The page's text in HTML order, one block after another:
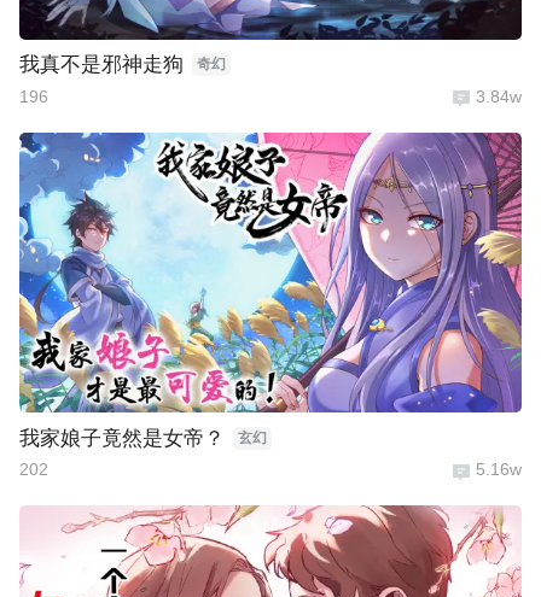
我真不是邪神走狗 奇幻
196 3.84w
我家娘子竟然是女帝？ 玄幻
202 5.16w